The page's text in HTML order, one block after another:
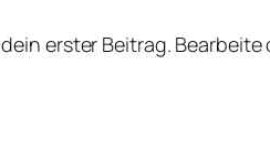
erster Beitrag.